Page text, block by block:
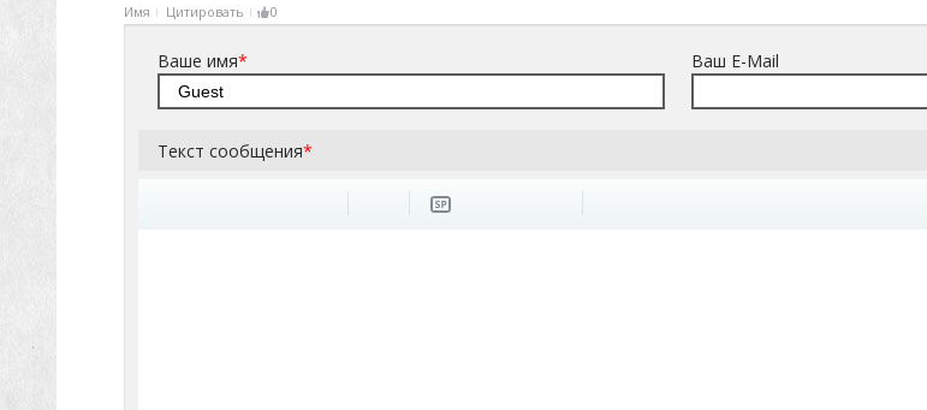
Имя Цитировать 0
Ваше имя* Ваш E-Mail
Текст сообщения*